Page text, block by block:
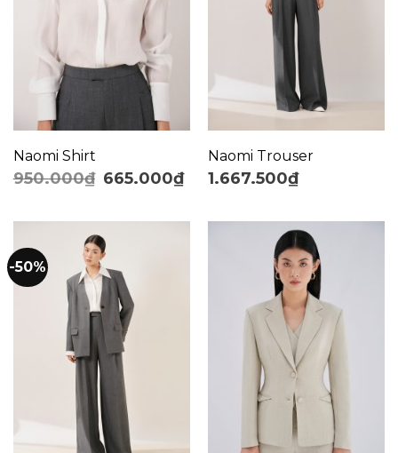
Naomi Shirt
950.000₫ 665.000₫
Naomi Trouser
1.667.500₫
-50%